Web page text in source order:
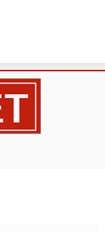
HAYIRLI OLSUN